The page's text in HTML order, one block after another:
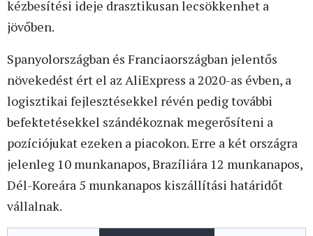
kézbesítési ideje drasztikusan lecsökkenhet a
jövőben.
Spanyolországban és Franciaországban jelentős
növekedést ért el az AliExpress a 2020-as évben, a
logisztikai fejlesztésekkel révén pedig további
befektetésekkel szándékoznak megerősíteni a
pozíciójukat ezeken a piacokon. Erre a két országra
jelenleg 10 munkanapos, Brazíliára 12 munkanapos,
Dél-Koreára 5 munkanapos kiszállítási határidőt
vállalnak.